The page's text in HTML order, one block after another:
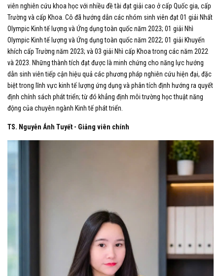
viên nghiên cứu khoa học với nhiều đề tài đạt giải cao ở cấp Quốc gia, cấp
Trường và cấp Khoa. Cô đã hướng dẫn các nhóm sinh viên đạt 01 giải Nhất
Olympic Kinh tế lượng và Ứng dụng toàn quốc năm 2023; 01 giải Nhì
Olympic Kinh tế lượng và Ứng dụng toàn quốc năm 2022; 01 giải Khuyến
khích cấp Trường năm 2023; và 03 giải Nhì cấp Khoa trong các năm 2022
và 2023. Những thành tích đạt được là minh chứng cho năng lực hướng
dẫn sinh viên tiếp cận hiệu quả các phương pháp nghiên cứu hiện đại, đặc
biệt trong lĩnh vực kinh tế lượng ứng dụng và phân tích định hướng ra quyết
định chính sách phát triển; từ đó khẳng định môi trường học thuật năng
động của chuyên ngành Kinh tế phát triển.
TS. Nguyễn Ánh Tuyết - Giảng viên chính